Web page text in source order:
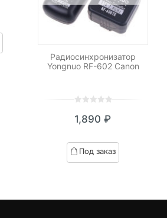
Радиосинхронизатор
Yongnuo RF-602 Canon
out
based
on
1,890 ₽
Под заказ